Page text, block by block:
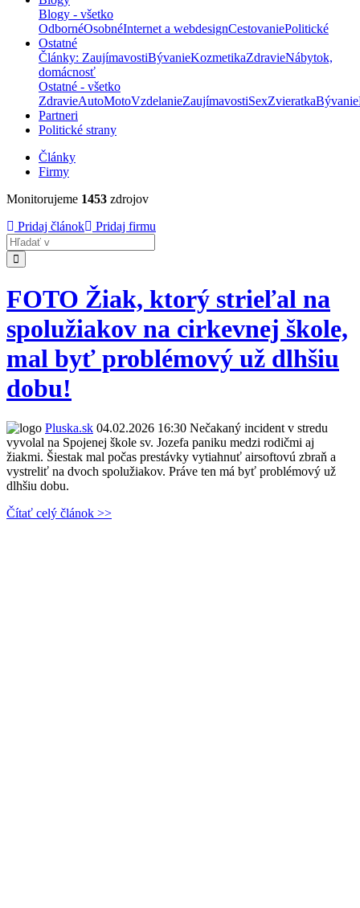
Blogy - všetko
OdbornéOsobnéInternet a webdesignCestovaniePolitické
Ostatné
Články: ZaujímavostiBývanieKozmetikaZdravieNábytok,
domácnosť
Ostatné - všetko
ZdravieAutoMotoVzdelanieZaujímavostiSexZvieratkaBývanie
Partneri
Politické strany
Články
Firmy
Monitorujeme 1453 zdrojov
Pridaj článok
Pridaj firmu
Hladať
FOTO Žiak, ktorý strieľal na
spolužiakov na cirkevnej škole,
mal byť problémový už dlhšiu
dobu!
Pluska.sk 04.02.2026 16:30 Nečakaný incident v stredu
vyvolal na Spojenej škole sv. Jozefa paniku medzi rodičmi aj
žiakmi. Šiestak mal počas prestávky vytiahnuť airsoftovú zbraň a
vystreliť na dvoch spolužiakov. Práve ten má byť problémový už
dlhšiu dobu.
Čítať celý článok >>